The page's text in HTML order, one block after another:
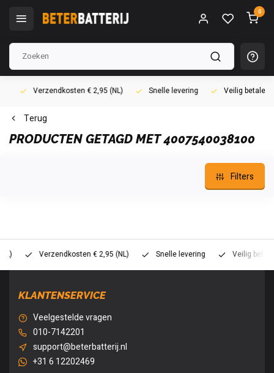
0
Verzendkosten € 2,95 (NL) Snelle levering Veilig betalen
Terug
PRODUCTEN GETAGD MET 4007540038100
Filters
Verzendkosten € 2,95 (NL) Snelle levering Veilig betalen
KLANTENSERVICE
Veelgestelde vragen
010-7142201
support@beterbatterij.nl
+31 6 12202469